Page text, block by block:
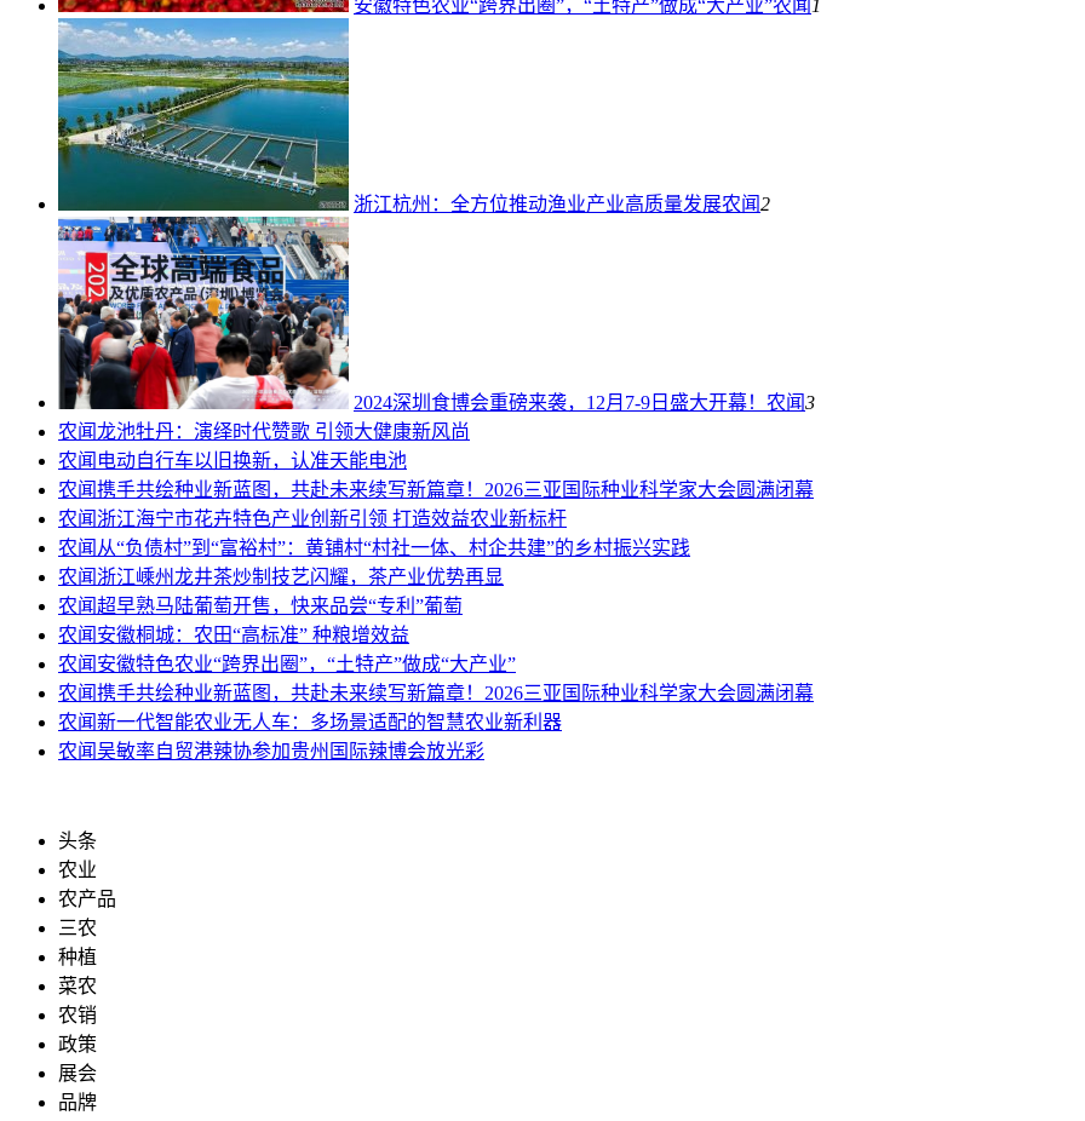
安徽特色农业“跨界出圈”，“土特产”做成“大产业”农闻1
浙江杭州：全方位推动渔业产业高质量发展农闻2
2024深圳食博会重磅来袭，12月7-9日盛大开幕！ 农闻3
农闻龙池牡丹：演绎时代赞歌 引领大健康新风尚
农闻 电动自行车以旧换新，认准天能电池
农闻携手共绘种业新蓝图，共赴未来续写新篇章！2026三亚国际种业科学家大会圆满闭幕
农闻 浙江海宁市花卉特色产业创新引领 打造效益农业新标杆
农闻 从“负债村”到“富裕村”：黄铺村“村社一体、村企共建”的乡村振兴实践
农闻 浙江嵊州龙井茶炒制技艺闪耀，茶产业优势再显
农闻超早熟马陆葡萄开售，快来品尝“专利”葡萄
农闻 安徽桐城：农田“高标准” 种粮增效益
农闻 安徽特色农业“跨界出圈”，“土特产”做成“大产业”
农闻携手共绘种业新蓝图，共赴未来续写新篇章！2026三亚国际种业科学家大会圆满闭幕
农闻新一代智能农业无人车：多场景适配的智慧农业新利器
农闻吴敏率自贸港辣协参加贵州国际辣博会放光彩
头条
农业
农产品
三农
种植
菜农
农销
政策
展会
品牌